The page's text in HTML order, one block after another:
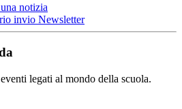
notizia
invio Newsletter
legati al mondo della scuola.